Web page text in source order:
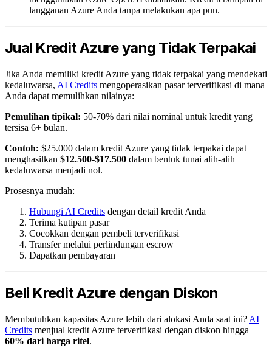
langganan Azure Anda tanpa melakukan apa pun.
Jual Kredit Azure yang Tidak Terpakai
Jika Anda memiliki kredit Azure yang tidak terpakai yang mendekati
kedaluwarsa, AI Credits mengoperasikan pasar terverifikasi di mana
Anda dapat memulihkan nilainya:
Pemulihan tipikal: 50-70% dari nilai nominal untuk kredit yang
tersisa 6+ bulan.
Contoh: $25.000 dalam kredit Azure yang tidak terpakai dapat
menghasilkan $12.500-$17.500 dalam bentuk tunai alih-alih
kedaluwarsa menjadi nol.
Prosesnya mudah:
Hubungi AI Credits dengan detail kredit Anda
Terima kutipan pasar
Cocokkan dengan pembeli terverifikasi
Transfer melalui perlindungan escrow
Dapatkan pembayaran
Beli Kredit Azure dengan Diskon
Membutuhkan kapasitas Azure lebih dari alokasi Anda saat ini? AI
Credits menjual kredit Azure terverifikasi dengan diskon hingga
60% dari harga ritel.